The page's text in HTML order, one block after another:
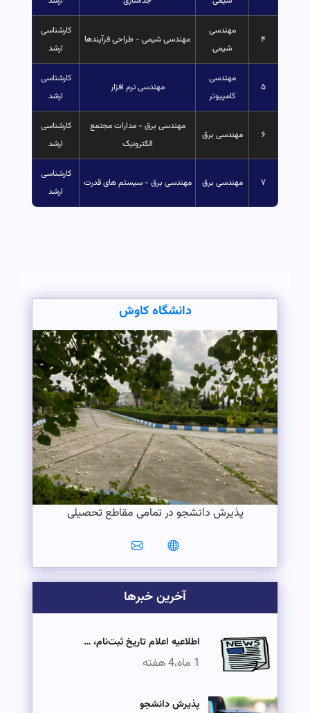
۴
مهندسی
شیمی
مهندسی شیمی - طراحی فرآیندها
کارشناسی
ارشد
۵
مهندسی
کامپیوتر
مهندسی نرم افزار
کارشناسی
ارشد
۶ مهندسی برق
مهندسی برق - مدارات مجتمع
الکترونیک
کارشناسی
ارشد
۷ مهندسی برق مهندسی برق - سیستم های قدرت
کارشناسی
ارشد
دانشگاه کاوش
پذیرش دانشجو در تمامی مقاطع تحصیلی
آخرین خبرها
اطلاعیه اعلام تاریخ ثبت‌نام، …
1 ماه،4 هفته
پذیرش دانشجو